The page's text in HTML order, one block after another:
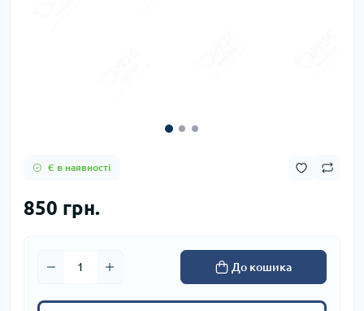
Є в наявності
850 грн.
До кошика